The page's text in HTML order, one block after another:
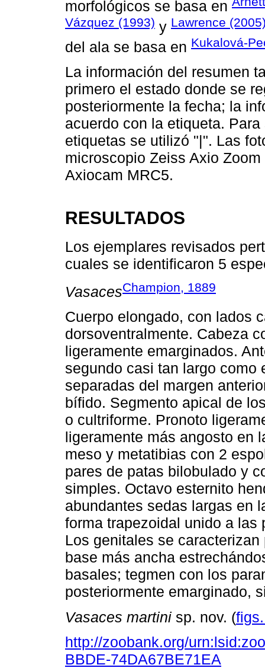
morfológicos se basa en
Vázquez (1993) y Lawrence
del ala se basa en Kukalová-
La información del resumen
primero el estado donde se
posteriormente la fecha; la
acuerdo con la etiqueta.
etiquetas se utilizó "|". Las
microscopio Zeiss Axio
Axiocam MRC5.
RESULTADOS
Los ejemplares revisados
cuales se identificaron 5
VasacesChampion, 1889
Cuerpo elongado, con lados
dorsoventralmente. Cabeza
ligeramente emarginados.
segundo casi tan largo como
separadas del margen
bífido. Segmento apical de
o cultriforme. Pronoto
ligeramente más angosto en
meso y metatibias con 2
pares de patas bilobulado y
simples. Octavo esternito
abundantes sedas largas en
forma trapezoidal unido a
Los genitales se
base más ancha
basales; tegmen con los
posteriormente emarginado,
Vasaces martini sp. nov. (
http://zoobank.org/
BBDE-74DA67BE71EA